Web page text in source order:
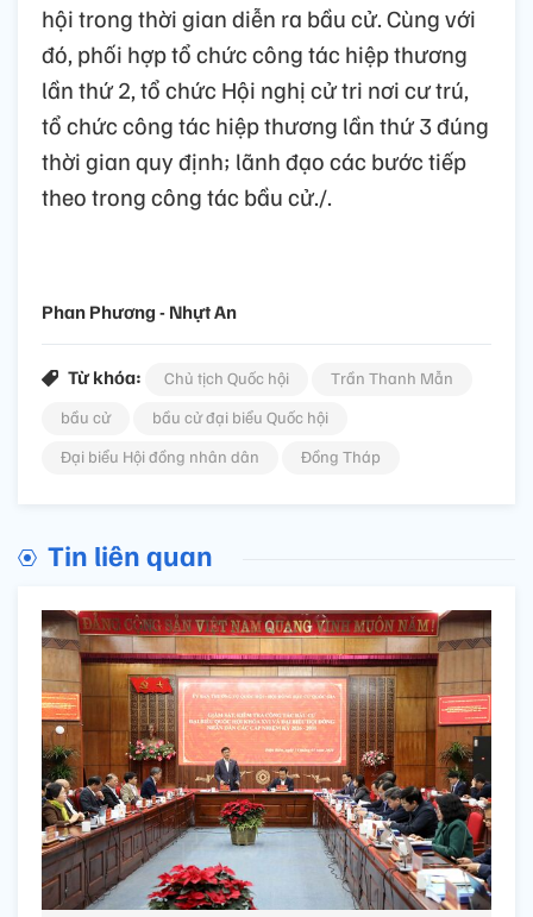
hội trong thời gian diễn ra bầu cử. Cùng với
đó, phối hợp tổ chức công tác hiệp thương
lần thứ 2, tổ chức Hội nghị cử tri nơi cư trú,
tổ chức công tác hiệp thương lần thứ 3 đúng
thời gian quy định; lãnh đạo các bước tiếp
theo trong công tác bầu cử./.
Phan Phương - Nhựt An
Từ khóa: Chủ tịch Quốc hội
Trần Thanh Mẫn
bầu cử
bầu cử đại biểu Quốc hội
Đại biểu Hội đồng nhân dân
Đồng Tháp
Tin liên quan